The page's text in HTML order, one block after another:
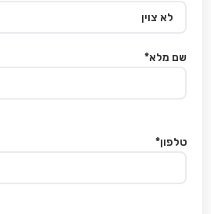
שם מלא*
טלפון*